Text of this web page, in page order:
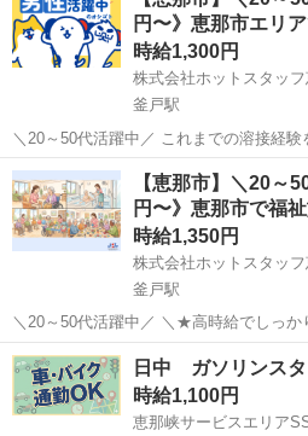
…………………………...円〜》恵那市エリ
時給1,300円
株式会社ホットスタッ
釜戸駅
＼20～50代活躍中／ これまでの溶接経験を活かして、 さらにスキル
を磨きませんか? 『現場の活気が好き!』
がいある職場です◎ しっかり稼げる安
験を正当に評価します...
岐阜 恵那市 釜戸駅
【恵那市】＼20～
円〜》恵那市で福
時給1,350円
株式会社ホットスタッフ
釜戸駅
＼20～50代活躍中／ ＼★高時給でしっかり稼げる★/ 選べる勤務時間
で無理なく長期安定♪ 未経験から新しくスタートしたい方も、 大歓迎
の職場です◎ 人とコミュニケーションを
リ★ ──────...
岐阜 恵那市 釜戸駅 介護
日中 ガソリンス
時給1,100円
恵那峡サービスエリア